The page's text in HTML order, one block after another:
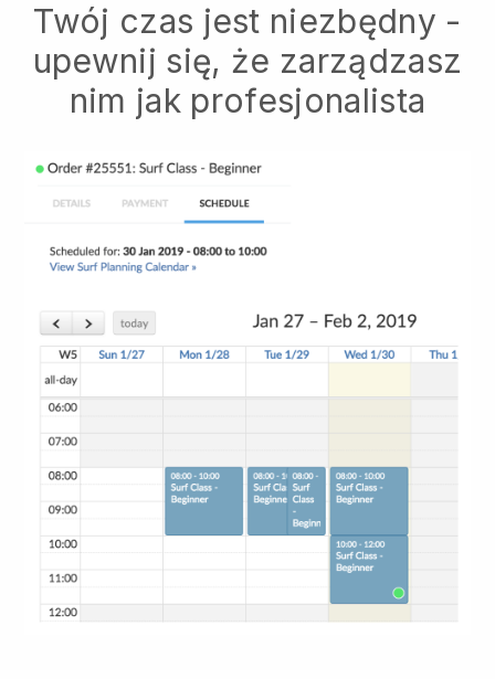
Twój czas jest niezbędny -
upewnij się, że zarządzasz
nim jak profesjonalista